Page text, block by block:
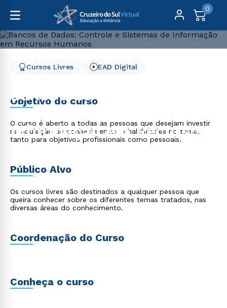
0
Bancos de Dados: Controle e Sistemas de Informação em
Bancos de Dados:
Controle e Sistemas de
Informação em Recursos
Humanos
Cursos Livres EAD Digital
Objetivo do curso
O curso é aberto a todas as pessoas que desejam investir
na aquisição de conhecimentos e habilidades no tema,
tanto para objetivos profissionais como pessoais.
Público Alvo
Os cursos livres são destinados a qualquer pessoa que
queira conhecer sobre os diferentes temas tratados, nas
diversas áreas do conhecimento.
Coordenação do Curso
Conheça o curso